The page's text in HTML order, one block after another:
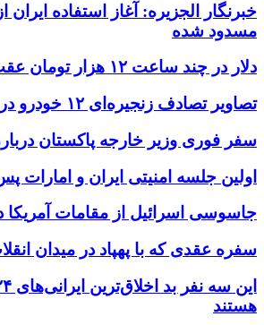
خبرنگار الجزیره: آغاز استفاده ایران
مسدود شده
دلار در چند ساعت ۱۲ هزار تومان عقب‌نشینی کرد
تصاویر تصادف زنجیره‌ای ۱۲ خودرو در تهران
سفر فوری وزیر خارجه پاکستان
اولین جلسه امنیتی ایران و امارات
جاسوسی اسرائیل از مقامات
سفره عقدی که با پهپاد در میدان
هستند